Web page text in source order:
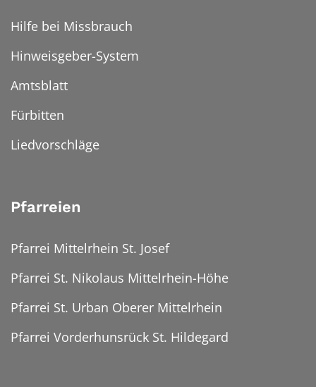
Hilfe bei Missbrauch
Hinweisgeber-System
Amtsblatt
Fürbitten
Liedvorschläge
Pfarreien
Pfarrei Mittelrhein St. Josef
Pfarrei St. Nikolaus Mittelrhein-Höhe
Pfarrei St. Urban Oberer Mittelrhein
Pfarrei Vorderhunsrück St. Hildegard